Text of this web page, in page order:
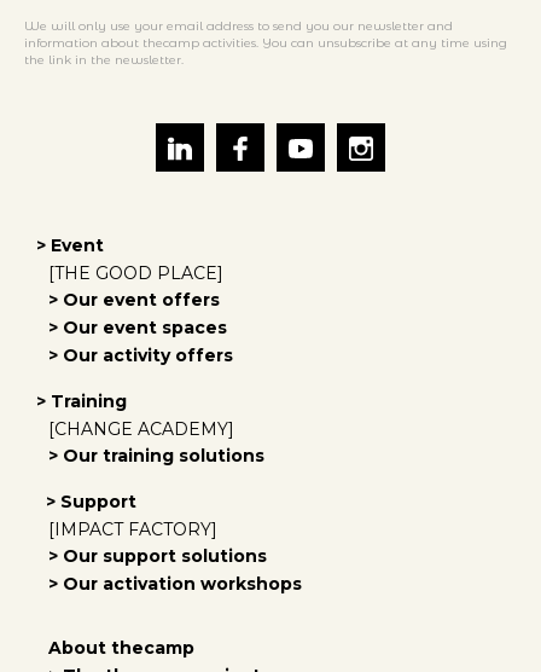
> Event
[THE GOOD PLACE]
> Our event offers
> Our event spaces
> Our activity offers
> Training
[CHANGE ACADEMY]
> Our training solutions
> Support
[IMPACT FACTORY]
> Our support solutions
> Our activation workshops
About thecamp
We will only use your email address to send you our newsletter and
information about thecamp activities. You can unsubscribe at any time using
the link in the newsletter.